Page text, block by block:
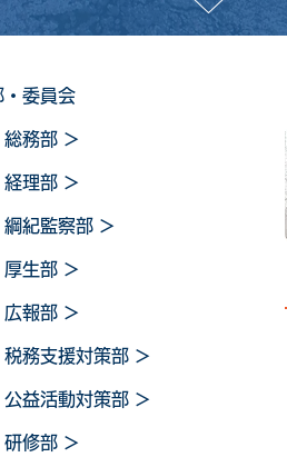
・委員会
総務部 ＞
経理部 ＞
綱紀監察部 ＞
厚生部 ＞
広報部 ＞
税務支援対策部 ＞
公益活動対策部 ＞
研修部 ＞